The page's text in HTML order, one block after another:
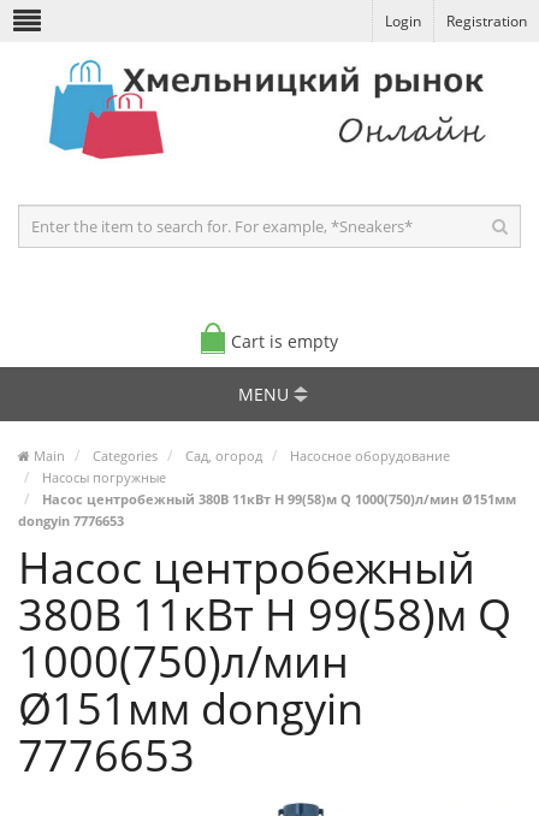
Login Registration
Cart is empty
MENU
Main Categories Сад, огород
Насосное оборудование
Насосы погружные
Насос центробежный 380В 11кВт H 99(58)м Q 1000(750)л/мин Ø151мм
dongyin 7776653
Насос центробежный
380В 11кВт H 99(58)м Q
1000(750)л/мин
Ø151мм dongyin
7776653